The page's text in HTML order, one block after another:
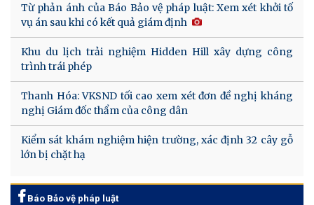
Từ phản ánh của Báo Bảo vệ pháp luật: Xem xét khởi tố
vụ án sau khi có kết quả giám định
Khu du lịch trải nghiệm Hidden Hill xây dựng công
trình trái phép
Thanh Hóa: VKSND tối cao xem xét đơn đề nghị kháng
nghị Giám đốc thẩm của công dân
Kiểm sát khám nghiệm hiện trường, xác định 32 cây gỗ
lớn bị chặt hạ
Báo Bảo vệ pháp luật